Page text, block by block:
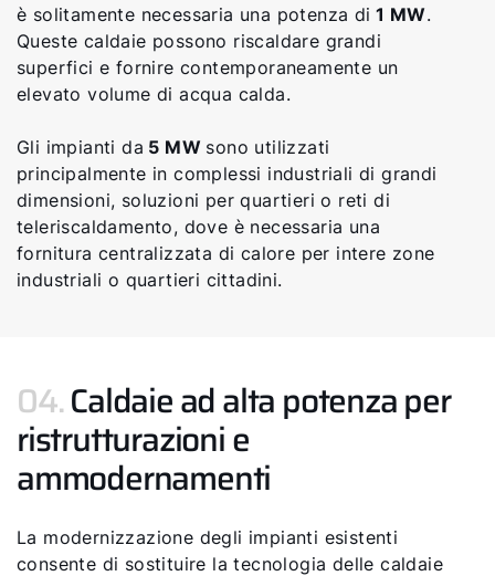
è solitamente necessaria una potenza di 1 MW.
Queste caldaie possono riscaldare grandi
superfici e fornire contemporaneamente un
elevato volume di acqua calda.
Gli impianti da 5 MW sono utilizzati
principalmente in complessi industriali di grandi
dimensioni, soluzioni per quartieri o reti di
teleriscaldamento, dove è necessaria una
fornitura centralizzata di calore per intere zone
industriali o quartieri cittadini.
04.Caldaie ad alta potenza per
ristrutturazioni e
ammodernamenti
La modernizzazione degli impianti esistenti
consente di sostituire la tecnologia delle caldaie